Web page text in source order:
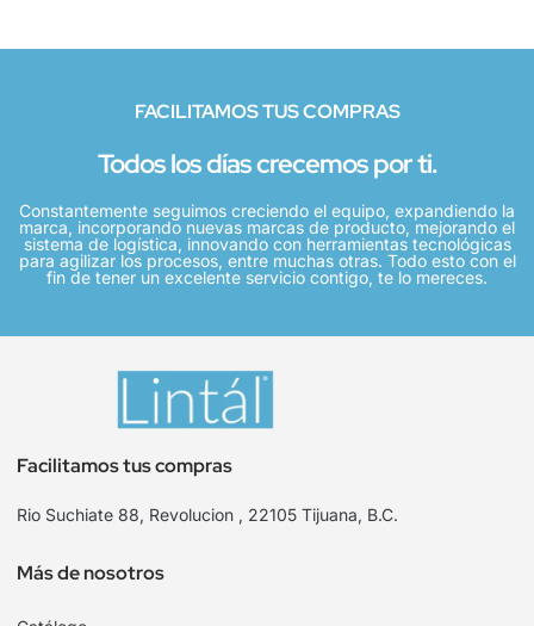
FACILITAMOS TUS COMPRAS
Todos los días crecemos por ti.
Constantemente seguimos creciendo el equipo, expandiendo la
marca, incorporando nuevas marcas de producto, mejorando el
sistema de logística, innovando con herramientas tecnológicas
para agilizar los procesos, entre muchas otras. Todo esto con el
fin de tener un excelente servicio contigo, te lo mereces.
Facilitamos tus compras
Rio Suchiate 88, Revolucion , 22105 Tijuana, B.C.
Más de nosotros